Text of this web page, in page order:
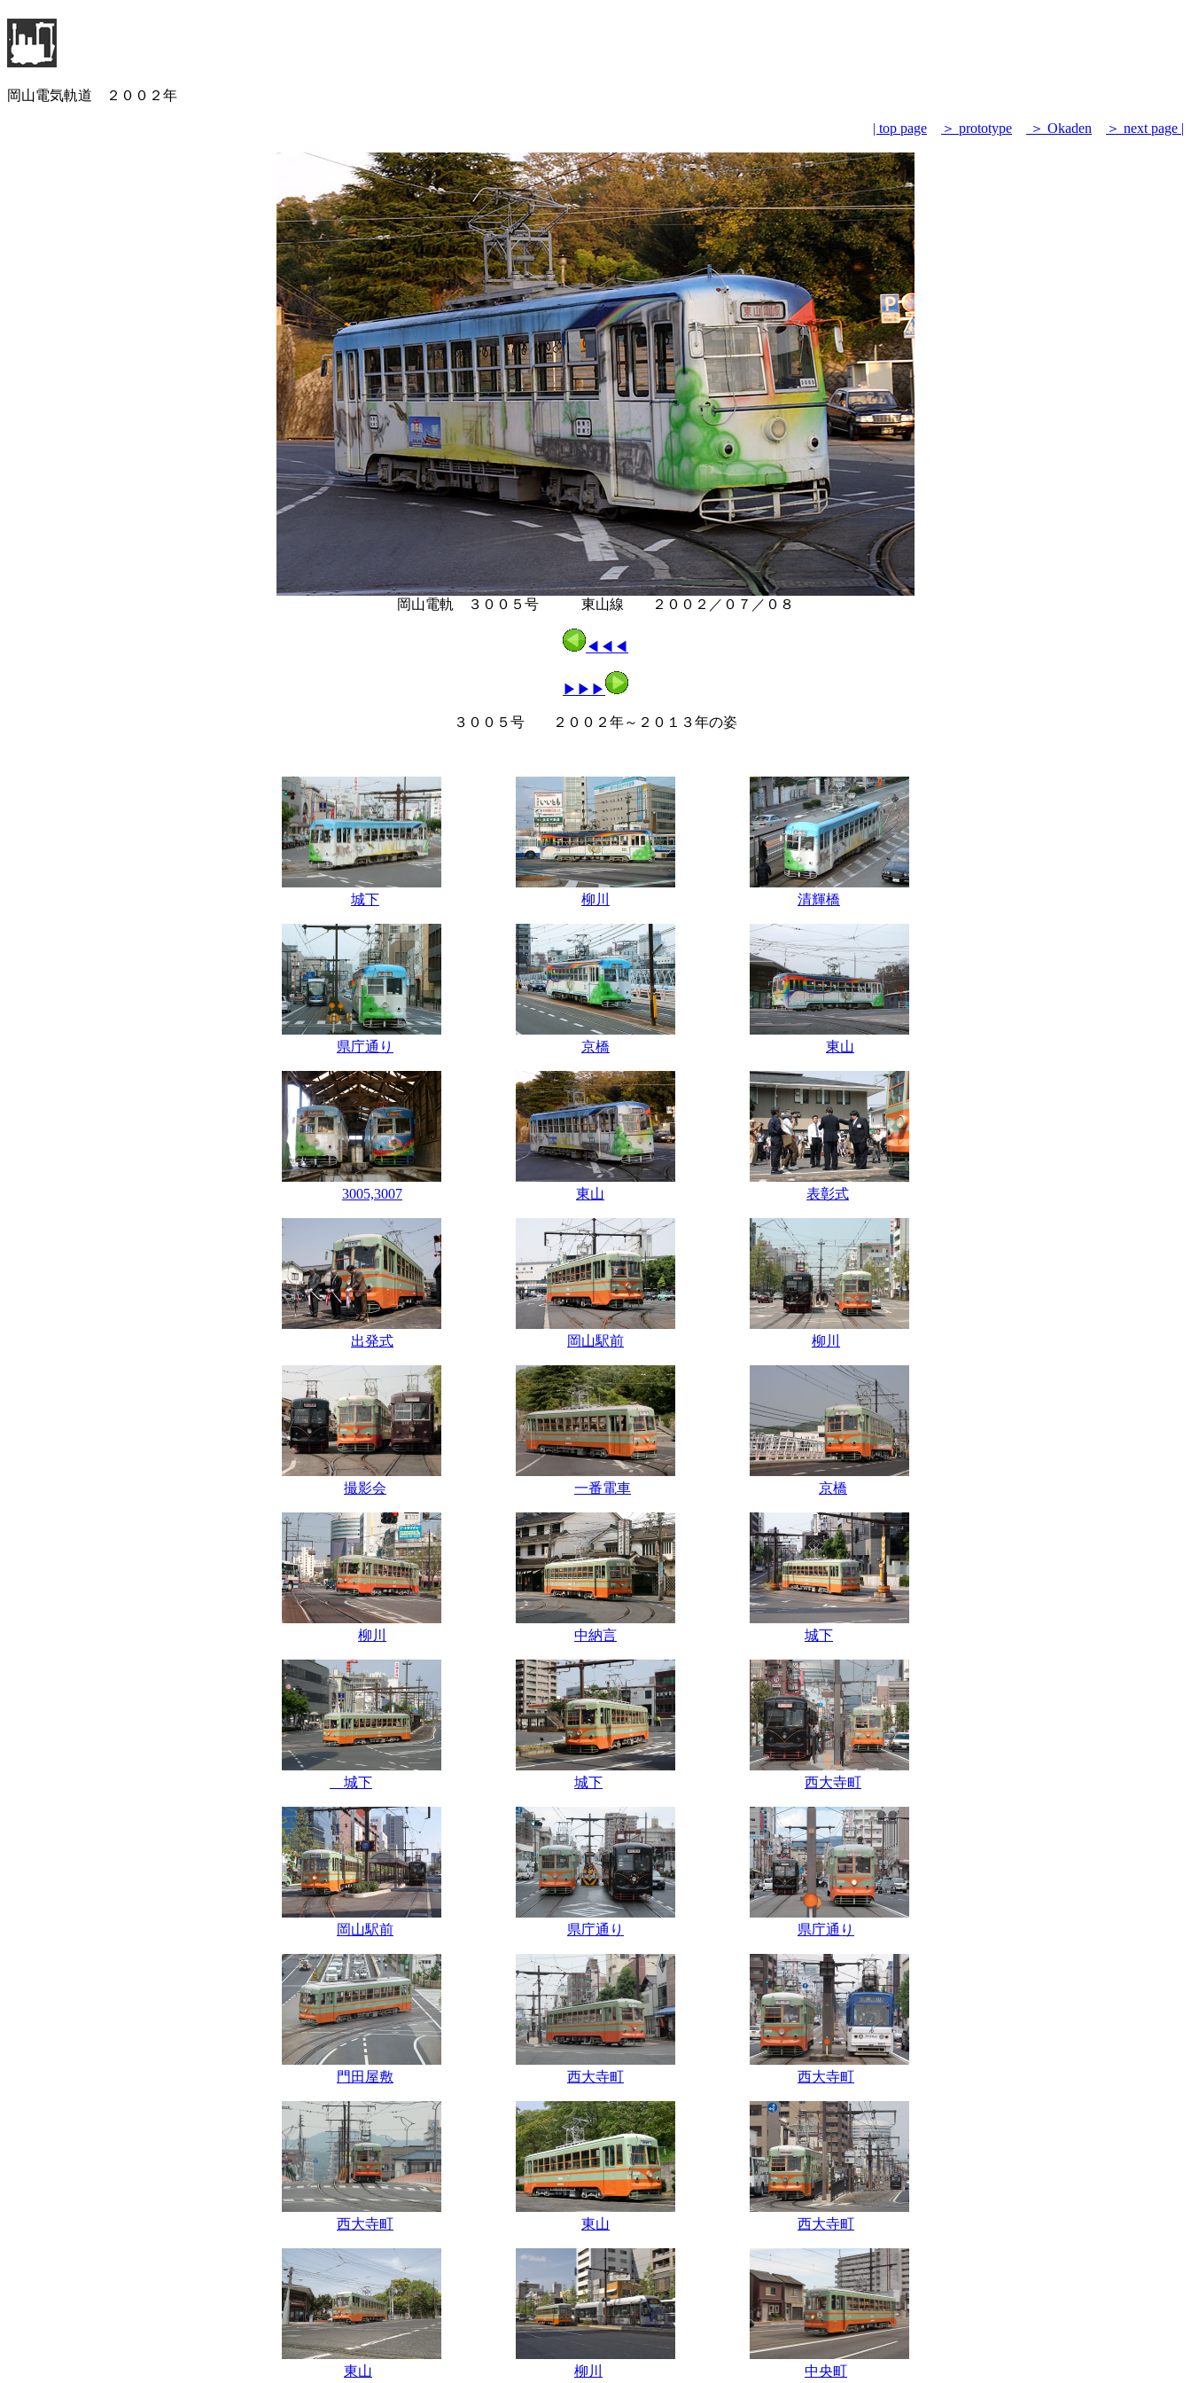
岡山電気軌道 ２００２年
| top page ＞ prototype ＞ Okaden ＞ next page |
岡山電軌 ３００５号 東山線 ２００２／０７／０８
◀◀◀
▶▶▶
３００５号 ２００２年～２０１３年の姿
城下 柳川 清輝橋
県庁通り 京橋 東山
3005,3007 東山 表彰式
出発式 岡山駅前 柳川
撮影会 一番電車 京橋
柳川 中納言 城下
城下 城下 西大寺町
岡山駅前 県庁通り 県庁通り
門田屋敷 西大寺町 西大寺町
西大寺町 東山 西大寺町
東山 柳川 中央町